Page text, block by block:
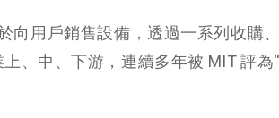
向用戶銷售設備，透過一系列收購
、中、下游，連續多年被 MIT 評為